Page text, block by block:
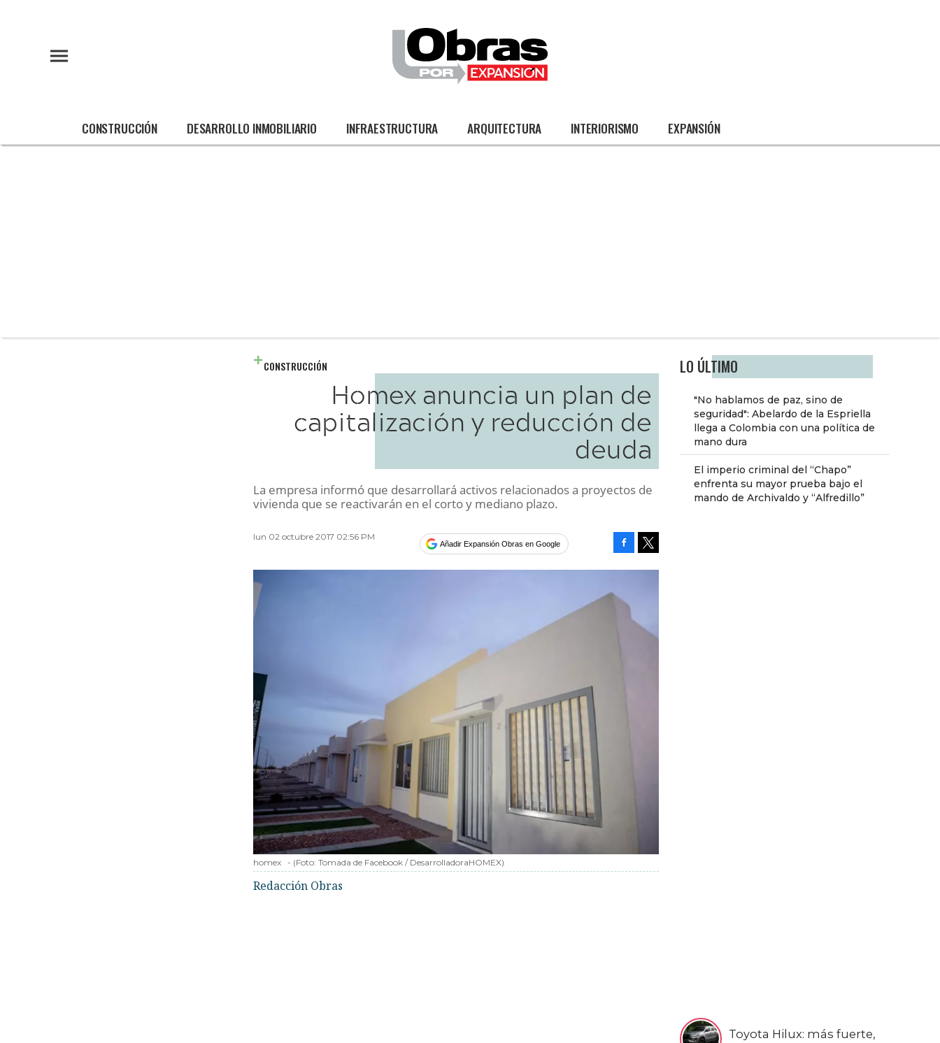
CONSTRUCCIÓN DESARROLLO INMOBILIARIO INFRAESTRUCTURA ARQUITECTURA INTERIORISMO EXPANSIÓN
LO ÚLTIMO
"No hablamos de paz, sino de
seguridad": Abelardo de la Espriella
llega a Colombia con una política de
mano dura
El imperio criminal del “Chapo”
enfrenta su mayor prueba bajo el
mando de Archivaldo y “Alfredillo”
Toyota Hilux: más fuerte,
CONSTRUCCIÓN
Homex anuncia un plan de
capitalización y reducción de
deuda
La empresa informó que desarrollará activos relacionados a proyectos de
vivienda que se reactivarán en el corto y mediano plazo.
lun 02 octubre 2017 02:56 PM
Añadir Expansión Obras en Google
homex - (Foto: Tomada de Facebook / DesarrolladoraHOMEX)
Redacción Obras